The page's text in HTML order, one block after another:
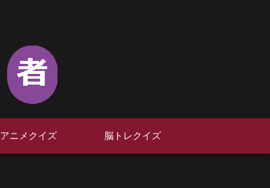
アニメクイズ 脳トレクイズ